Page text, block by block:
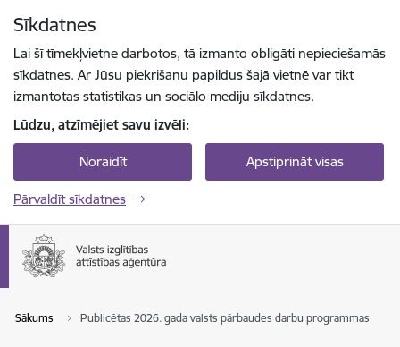
Sīkdatnes
Lai šī tīmekļvietne darbotos, tā izmanto obligāti nepieciešamās
sīkdatnes. Ar Jūsu piekrišanu papildus šajā vietnē var tikt
izmantotas statistikas un sociālo mediju sīkdatnes.
Lūdzu, atzīmējiet savu izvēli:
Noraidīt Apstiprināt visas
Pārvaldīt sīkdatnes
Sākums Publicētas 2026. gada valsts pārbaudes darbu programmas